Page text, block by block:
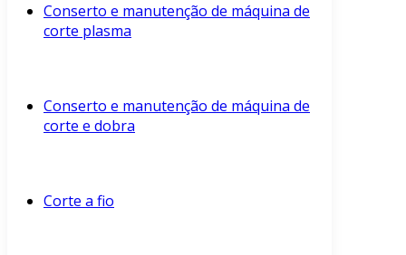
Conserto e manutenção de máquina de
corte plasma
Conserto e manutenção de máquina de
corte e dobra
Corte a fio